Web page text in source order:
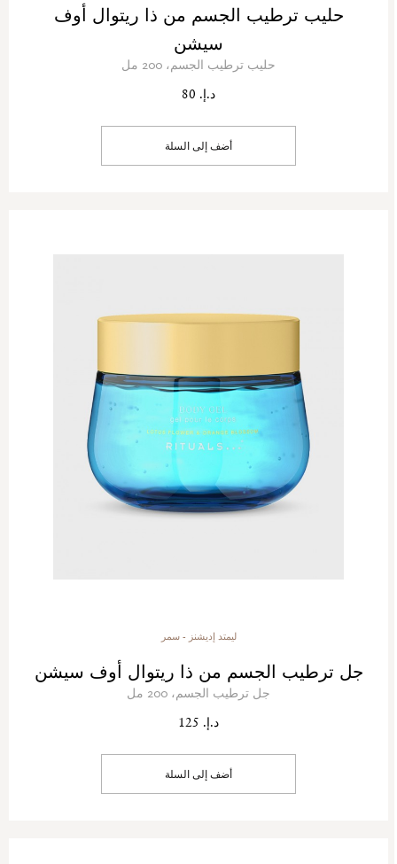
حليب ترطيب الجسم من ذا ريتوال أوف
سيشن
حليب ترطيب الجسم، 200 مل
د.إ. 80
أضف إلى السلة
ليمتد إديشنز - سمر
جل ترطيب الجسم من ذا ريتوال أوف سيشن
جل ترطيب الجسم، 200 مل
د.إ. 125
أضف إلى السلة